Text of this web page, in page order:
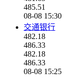
485.51
08-08 15:30
交通银行
482.18
486.33
482.18
486.33
08-08 15:25